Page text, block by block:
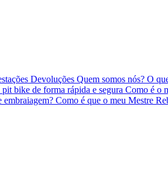
Devoluções Quem somos nós? O
bike de forma rápida e segura Como é o
embraiagem? Como é que o meu Mestre